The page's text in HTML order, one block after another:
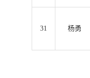
31 杨勇